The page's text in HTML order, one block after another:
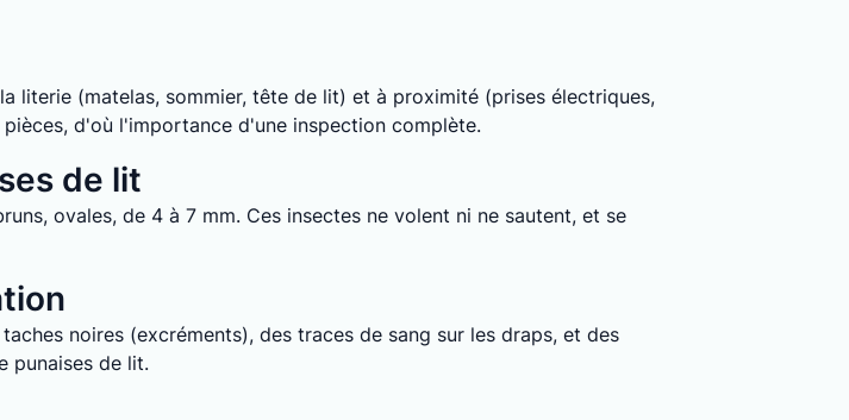
literie (matelas, sommier, tête de lit) et à proximité (prises électriques,
d'où l'importance d'une inspection complète.
de lit
ovales, de 4 à 7 mm. Ces insectes ne volent ni ne sautent, et se
noires (excréments), des traces de sang sur les draps, et des
punaises de lit.